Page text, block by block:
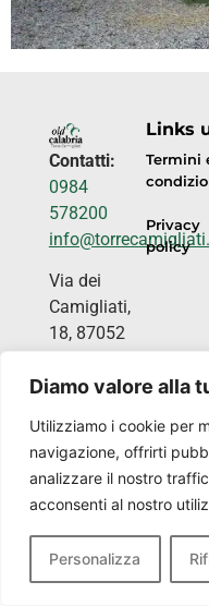
Diamo valore alla
Utilizziamo i cookie per
navigazione, offrirti
analizzare il nostro
acconsenti al nostro
Personalizza
Contatti:
0984
578200
Via dei
Camigliati,
18, 87052
Silano CS
Links
Termini
Privacy
policy